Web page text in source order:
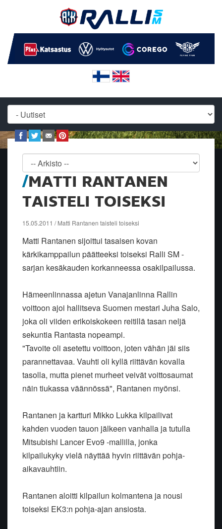
MATTI RANTANEN
TAISTELI TOISEKSI
15.05.2011 / Matti Rantanen taisteli toiseksi
Matti Rantanen sijoittui tasaisen kovan
kärkikamppailun päätteeksi toiseksi Ralli SM -
sarjan kesäkauden korkanneessa osakilpailussa.
Hämeenlinnassa ajetun Vanajanlinna Rallin
voittoon ajoi hallitseva Suomen mestari Juha Salo,
joka oli viiden erikoiskokeen reitillä tasan neljä
sekuntia Rantasta nopeampi.
"Tavoite oli asetettu voittoon, joten vähän jäi siis
parannettavaa. Vauhti oli kyllä riittävän kovalla
tasolla, mutta pienet murheet veivät voittosaumat
näin tiukassa väännössä", Rantanen myönsi.
Rantanen ja kartturi Mikko Lukka kilpailivat
kahden vuoden tauon jälkeen vanhalla ja tutulla
Mitsubishi Lancer Evo9 -mallilla, jonka
kilpailukyky vielä näyttää hyvin riittävän pohja-
aikavauhtiin.
Rantanen aloitti kilpailun kolmantena ja nousi
toiseksi EK3:n pohja-ajan ansiosta.